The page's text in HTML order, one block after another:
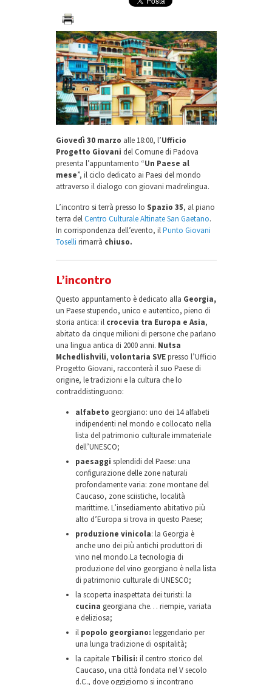
Giovedì 30 marzo alle 18:00, l’Ufficio
Progetto Giovani del Comune di Padova
presenta l’appuntamento “Un Paese al
mese”, il ciclo dedicato ai Paesi del mondo
attraverso il dialogo con giovani madrelingua.
L’incontro si terrà presso lo Spazio 35, al piano
terra delCentro Culturale Altinate San Gaetano.
In corrispondenza dell’evento, ilPunto Giovani
Toselli rimarrà chiuso.
L’incontro
Questo appuntamento è dedicato alla Georgia,
un Paese stupendo, unico e autentico, pieno di
storia antica: il crocevia tra Europa e Asia,
abitato da cinque milioni di persone che parlano
una lingua antica di 2000 anni. Nutsa
Mchedlishvili, volontaria SVEpresso l’Ufficio
Progetto Giovani, racconterà il suo Paese di
origine, le tradizioni e la cultura che lo
contraddistinguono:
alfabeto georgiano: uno dei 14 alfabeti
indipendenti nel mondo e collocato nella
lista del patrimonio culturale immateriale
dell’UNESCO;
paesaggi splendidi del Paese: una
configurazione delle zone naturali
profondamente varia: zone montane del
Caucaso, zone sciistiche, località
marittime. L’insediamento abitativo più
alto d’Europa si trova in questo Paese;
produzione vinicola: la Georgia è
anche uno dei più antichi produttori di
vino nel mondo.La tecnologia di
produzione del vino georgiano è nella lista
di patrimonio culturale di UNESCO;
la scoperta inaspettata dei turisti: la
cucina georgiana che… riempie, variata
e deliziosa;
il popolo georgiano: leggendario per
una lunga tradizione di ospitalità;
la capitale Tbilisi: il centro storico del
Caucaso, una città fondata nel V secolo
d.C., dove oggigiorno si incontrano